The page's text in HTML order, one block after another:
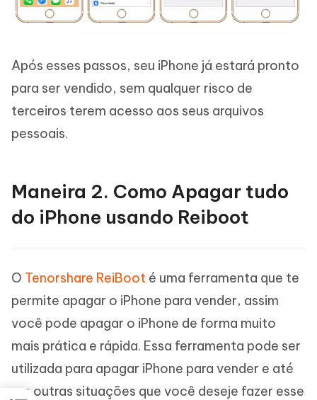
Após esses passos, seu iPhone já estará pronto
para ser vendido, sem qualquer risco de
terceiros terem acesso aos seus arquivos
pessoais.
Maneira 2. Como Apagar tudo
do iPhone usando Reiboot
O Tenorshare ReiBoot é uma ferramenta que te
permite apagar o iPhone para vender, assim
você pode apagar o iPhone de forma muito
mais prática e rápida. Essa ferramenta pode ser
utilizada para apagar iPhone para vender e até
em outras situações que você deseje fazer esse